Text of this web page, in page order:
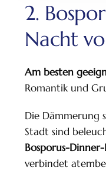
2.
Nacht
Am besten
Romantik und
Die Dämmerung
Stadt sind
Bosporus-
verbindet